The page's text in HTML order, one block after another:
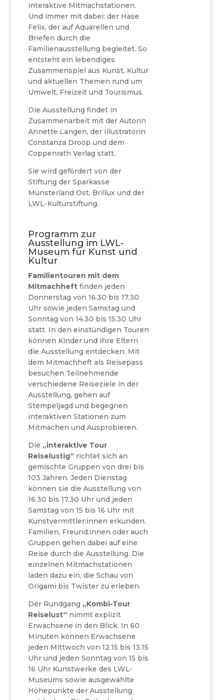
interaktive Mitmachstationen.
Und immer mit dabei: der Hase
Felix, der auf Aquarellen und
Briefen durch die
Familienausstellung begleitet. So
entsteht ein lebendiges
Zusammenspiel aus Kunst, Kultur
und aktuellen Themen rund um
Umwelt, Freizeit und Tourismus.
Die Ausstellung findet in
Zusammenarbeit mit der Autorin
Annette Langen, der Illustratorin
Constanza Droop und dem
Coppenrath Verlag statt.
Sie wird gefördert von der
Stiftung der Sparkasse
Münsterland Ost, Brillux und der
LWL-Kulturstiftung.
Programm zur
Ausstellung im LWL-
Museum für Kunst und
Kultur
Familientouren mit dem
Mitmachheft finden jeden
Donnerstag von 16.30 bis 17.30
Uhr sowie jeden Samstag und
Sonntag von 14.30 bis 15.30 Uhr
statt. In den einstündigen Touren
können Kinder und ihre Eltern
die Ausstellung entdecken. Mit
dem Mitmachheft als Reisepass
besuchen Teilnehmende
verschiedene Reiseziele in der
Ausstellung, gehen auf
Stempeljagd und begegnen
interaktiven Stationen zum
Mitmachen und Ausprobieren.
Die „interaktive Tour
Reiselustig“ richtet sich an
gemischte Gruppen von drei bis
103 Jahren. Jeden Dienstag
können sie die Ausstellung von
16.30 bis 17.30 Uhr und jeden
Samstag von 15 bis 16 Uhr mit
Kunstvermittler:innen erkunden.
Familien, Freund:innen oder auch
Gruppen gehen dabei auf eine
Reise durch die Ausstellung. Die
einzelnen Mitmachstationen
laden dazu ein, die Schau von
Origami bis Twister zu erleben.
Der Rundgang „Kombi-Tour
Reiselust“ nimmt explizit
Erwachsene in den Blick. In 60
Minuten können Erwachsene
jeden Mittwoch von 12.15 bis 13.15
Uhr und jeden Sonntag von 15 bis
16 Uhr Kunstwerke des LWL-
Museums sowie ausgewählte
Höhepunkte der Ausstellung